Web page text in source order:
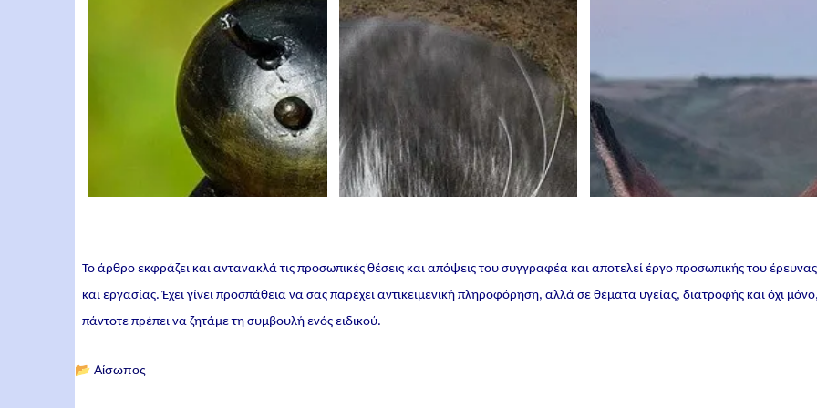
Το άρθρο εκφράζει και αντανακλά τις προσωπικές θέσεις και απόψεις του συγγραφέα και αποτελεί έργο προσωπικής του έρευνας
και εργασίας. Έχει γίνει προσπάθεια να σας παρέχει αντικειμενική πληροφόρηση, αλλά σε θέματα υγείας, διατροφής και όχι
πάντοτε πρέπει να ζητάμε τη συμβουλή ενός ειδικού.
📂 Αίσωπος